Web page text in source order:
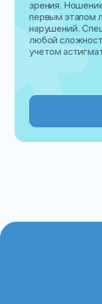
зрения.
первым этапом
нарушений.
любой
учетом